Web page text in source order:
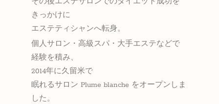
きっかけに
エステティシャンへ転身。
個人サロン・高級スパ・大手エステなどで
経験を積み、
2014年に久留米で
眠れるサロン Plume blanche をオープンしま
した。